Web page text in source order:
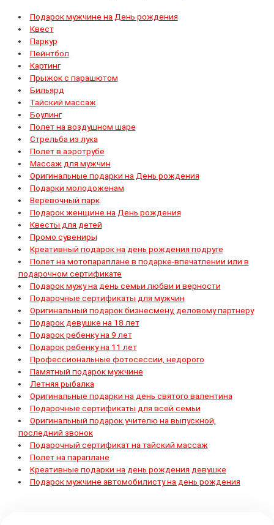
Подарок мужчине на День рождения
Квест
Паркур
Пейнтбол
Картинг
Прыжок с парашютом
Бильярд
Тайский массаж
Боулинг
Полет на воздушном шаре
Стрельба из лука
Полет в аэротрубе
Массаж для мужчин
Оригинальные подарки на День рождения
Подарки молодоженам
Веревочный парк
Подарок женщине на День рождения
Квесты для детей
Промо сувениры
Креативный подарок на день рождения подруге
Полет на мотопараплане в подарке-впечатлении или в
подарочном сертификате
Подарок мужу на день семьи любви и верности
Подарочные сертификаты для мужчин
Оригинальный подарок бизнесмену, деловому партнеру
Подарок девушке на 18 лет
Подарок ребенку на 9 лет
Подарок ребенку на 11 лет
Профессиональные фотосессии, недорого
Памятный подарок мужчине
Летняя рыбалка
Оригинальные подарки на день святого валентина
Подарочные сертификаты для всей семьи
Оригинальный подарок учителю на выпускной,
последний звонок
Подарочный сертификат на тайский массаж
Полет на параплане
Креативные подарки на день рождения девушке
Подарок мужчине автомобилисту на день рождения